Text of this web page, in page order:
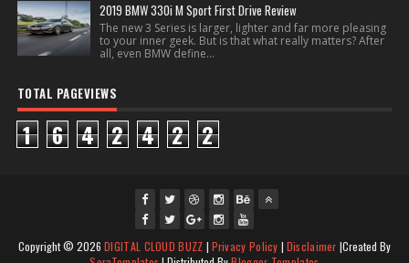
2019 BMW 330i M Sport First Drive Review
The new 3 Series is larger, lighter and far more pleasing
to your inner geek. But is that what really matters? After
all, even BMW define...
TOTAL PAGEVIEWS
1 6 4 2 4 2 2
fac
ebo
twi
tte
gpl
usJ
ins
tag
you
tub
Copyright ©2026DIGITAL CLOUD BUZZ | Privacy Policy | Disclaimer |Created By